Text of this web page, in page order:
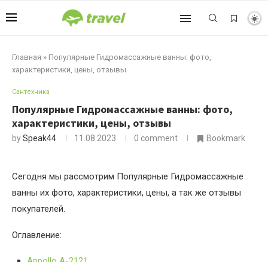
Главная » Популярные Гидромассажные ванны: фото,
характеристики, цены, отзывы
Сантехника
Популярные Гидромассажные ванны: фото,
характеристики, цены, отзывы
bySpeak44 11.08.2023 0 comment Bookmark
Сегодня мы рассмотрим Популярные Гидромассажные
ванны их фото, характеристики, цены, а так же отзывы
покупателей.
Оглавление: